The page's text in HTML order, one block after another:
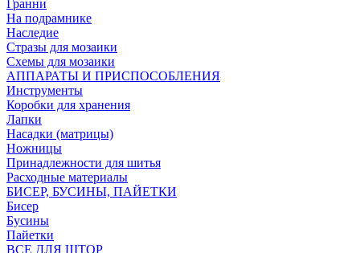
Гранни
На подрамнике
Наследие
Стразы для мозаики
Схемы для мозаики
АППАРАТЫ И ПРИСПОСОБЛЕНИЯ
Инструменты
Коробки для хранения
Лапки
Насадки (матрицы)
Ножницы
Принадлежности для шитья
Расходные материалы
БИСЕР, БУСИНЫ, ПАЙЕТКИ
Бисер
Бусины
Пайетки
ВСЕ ДЛЯ ШТОР